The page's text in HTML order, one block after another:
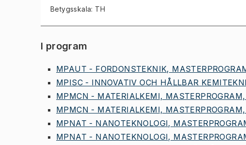
Betygsskala: TH
I program
MPAUT - FORDONSTEKNIK,
MPISC - INNOVATIV OCH HÅLLBAR
MPMCN - MATERIALKEMI,
MPMCN - MATERIALKEMI,
MPNAT - NANOTEKNOLOGI,
MPNAT - NANOTEKNOLOGI,